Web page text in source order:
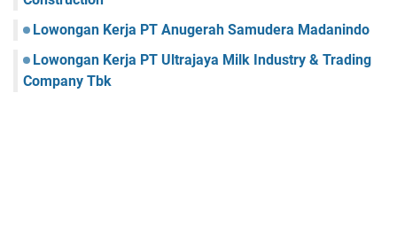
Lowongan Kerja PT Anugerah Samudera Madanindo
Lowongan Kerja PT Ultrajaya Milk Industry & Trading
Company Tbk